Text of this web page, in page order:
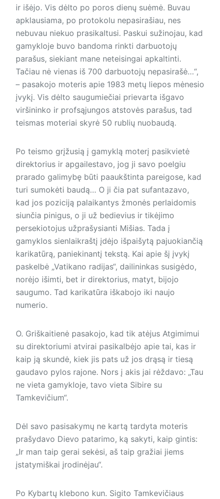
ir išėjo. Vis dėlto po poros dienų suėmė. Buvau
apklausiama, po protokolu nepasirašiau, nes
nebuvau niekuo prasikaltusi. Paskui sužinojau, kad
gamykloje buvo bandoma rinkti darbuotojų
parašus, siekiant mane neteisingai apkaltinti.
Tačiau nė vienas iš 700 darbuotojų nepasirašė…“,
– pasakojo moteris apie 1983 metų liepos mėnesio
įvykį. Vis dėlto saugumiečiai prievarta išgavo
viršininko ir profsąjungos atstovės parašus, tad
teismas moteriai skyrė 50 rublių nuobaudą.
Po teismo grįžusią į gamyklą moterį pasikvietė
direktorius ir apgailestavo, jog ji savo poelgiu
prarado galimybę būti paaukštinta pareigose, kad
turi sumokėti baudą… O ji čia pat sufantazavo,
kad jos poziciją palaikantys žmonės perlaidomis
siunčia pinigus, o ji už bedievius ir tikėjimo
persekiotojus užprašysianti Mišias. Tada į
gamyklos sienlaikraštį įdėjo išpaišytą pajuokiančią
karikatūrą, paniekinantį tekstą. Kai apie šį įvykį
paskelbė „Vatikano radijas“, dailininkas susigėdo,
norėjo išimti, bet ir direktorius, matyt, bijojo
saugumo. Tad karikatūra iškabojo iki naujo
numerio.
O. Griškaitienė pasakojo, kad tik atėjus Atgimimui
su direktoriumi atvirai pasikalbėjo apie tai, kas ir
kaip ją skundė, kiek jis pats už jos drąsą ir tiesą
gaudavo pylos rajone. Nors į akis jai rėždavo: „Tau
ne vieta gamykloje, tavo vieta Sibire su
Tamkevičium“.
Dėl savo pasisakymų ne kartą tardyta moteris
prašydavo Dievo patarimo, ką sakyti, kaip gintis:
„Ir man taip gerai sekėsi, aš taip gražiai jiems
įstatymiškai įrodinėjau“.
Po Kybartų klebono kun. Sigito Tamkevičiaus